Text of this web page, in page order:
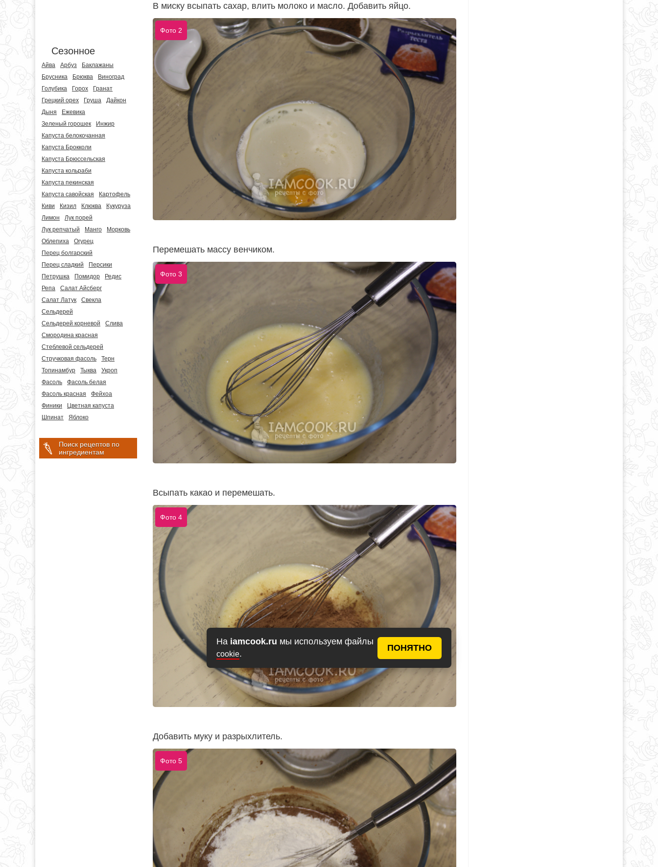
На iamcook.ru мы используем файлы
cookie.
ПОНЯТНО
Сезонное
Айва Арбуз
Баклажаны
Брусника
Брюква
Виноград
Голубика
Горох
Гранат
Грецкий орех
Груша
Дайкон
Дыня
Ежевика
Зеленый горошек
Инжир
Капуста белокочанная
Капуста Брокколи
Капуста Брюссельская
Капуста кольраби
Капуста пекинская
Капуста савойская
Картофель
Киви
Кизил Клюква
Кукуруза
Лимон
Лук порей
Лук репчатый
Манго
Морковь
Облепиха
Огурец
Перец болгарский
Перец сладкий
Персики
Петрушка
Помидор
Редис
Репа
Салат Айсберг
Салат Латук
Свекла
Сельдерей
Сельдерей корневой
Слива
Смородина красная
Стеблевой сельдерей
Стручковая фасоль
Терн
Топинамбур
Тыква
Укроп
Фасоль
Фасоль белая
Фасоль красная
Фейхоа
Финики
Цветная капуста
Шпинат
Яблоко
Поиск рецептов по
ингредиентам
В миску всыпать сахар, влить молоко и масло. Добавить яйцо.
Фото 2
Перемешать массу венчиком.
Фото 3
Всыпать какао и перемешать.
Фото 4
Добавить муку и разрыхлитель.
Фото 5